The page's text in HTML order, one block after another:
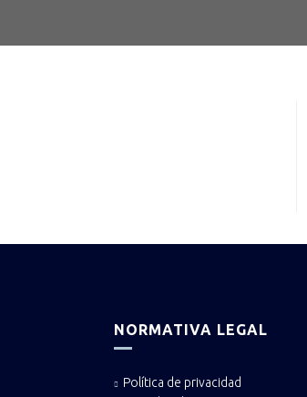
NORMATIVA LEGAL
Política de privacidad